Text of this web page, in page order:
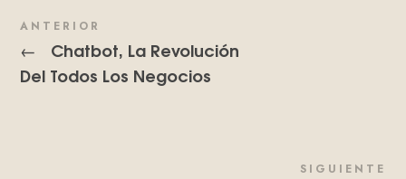
ANTERIOR
←
Chatbot, La Revolución
Del Todos Los Negocios
SIGUIENTE